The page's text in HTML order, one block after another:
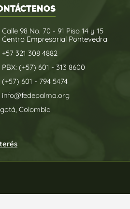
Calle 98 No. 70 - 91 Piso 14 y 15
Centro Empresarial Pontevedra
+57 321 308 4882
PBX: (+57) 601 - 313 8600
(+57) 601 - 794 5474
info@fedepalma.org
Colombia